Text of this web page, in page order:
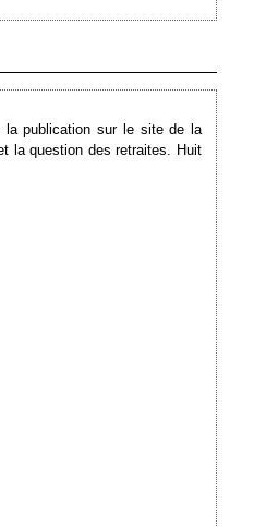
la publication sur le site de la
la question des retraites. Huit